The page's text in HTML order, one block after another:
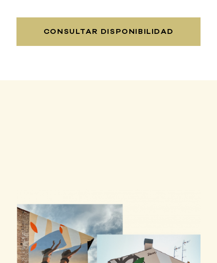
CONSULTAR DISPONIBILIDAD